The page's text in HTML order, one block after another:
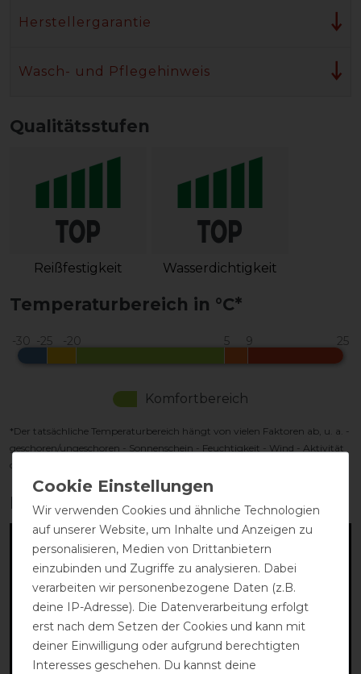
Herstellergarantie
Wasch- und Pflegehinweis
Qualitätsstufen
Reißfestigkeit Wasserdichtigkeit
Temperaturbereich in °C*
Komfortbereich
*Der tatsächliche Temperaturbereich hängt von vielen Faktoren ab, u. a. -
geschoren/ungeschoren - Sonnenschein - Feuchtigkeit - Wind - Aktivität
des Pferdes
Produktvideo:
Wir verwenden Cookies und ähnliche Technologien
auf unserer Website, um Inhalte und Anzeigen zu
personalisieren, Medien von Drittanbietern
einzubinden und Zugriffe zu analysieren. Dabei
verarbeiten wir personenbezogene Daten (z.B.
deine IP-Adresse). Die Datenverarbeitung erfolgt
erst nach dem Setzen der Cookies und kann mit
deiner Einwilligung oder aufgrund berechtigten
Interesses geschehen. Du kannst deine